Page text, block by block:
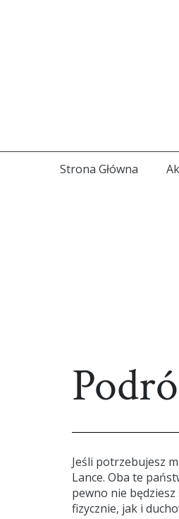
Strona Główna
Jeśli potrzebujesz
Lance. Oba te
pewno nie
fizycznie, jak i